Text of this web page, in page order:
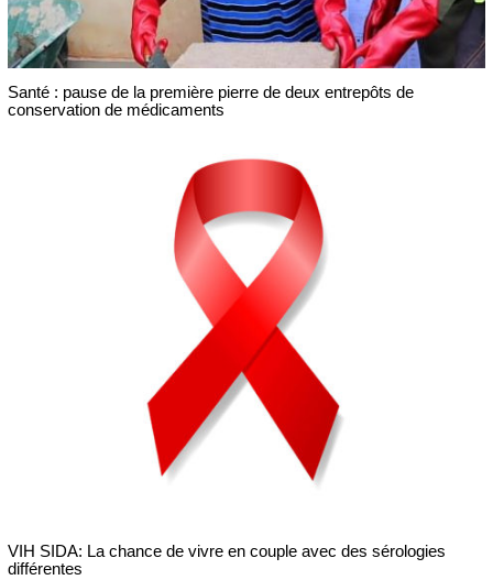
Santé : pause de la première pierre de deux entrepôts de
conservation de médicaments
VIH SIDA: La chance de vivre en couple avec des sérologies
différentes